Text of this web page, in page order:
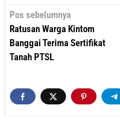
Navigasi
Pos sebelumnya
Ratusan Warga Kintom
Banggai Terima Sertifikat
Tanah PTSL